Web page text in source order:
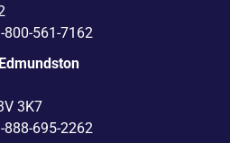
800-561-7162
3K7
888-695-2262